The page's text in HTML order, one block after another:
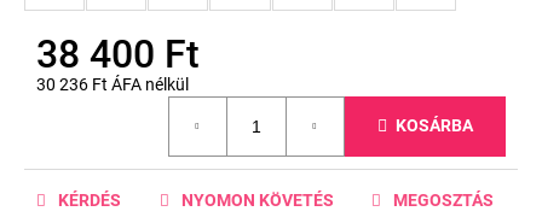
38 400 Ft
30 236 Ft ÁFA nélkül
KOSÁRBA
KÉRDÉS NYOMON KÖVETÉS MEGOSZTÁS